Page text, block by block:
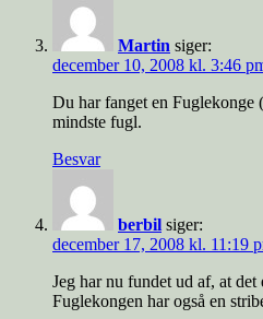
Martin siger:
december 10, 2008 kl. 3:46
Du har fanget en Fuglekonge
mindste fugl.
Besvar
berbil siger:
december 17, 2008 kl. 11:19
Jeg har nu fundet ud af, at det
Fuglekongen har også en